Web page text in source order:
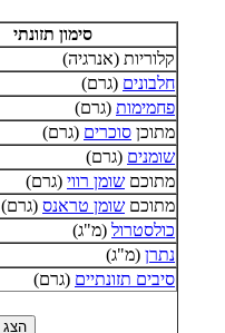
סימון תזונתי
קלוריות (אנרגיה)
חלבונים (גרם)
פחמימות (גרם)
מתוכן סוכרים (גרם)
שומנים (גרם)
מתוכם שומן רווי (גרם)
מתוכם שומן טראנס (גרם)
כולסטרול (מ"ג)
נתרן (מ"ג)
סיבים תזונתיים (גרם)